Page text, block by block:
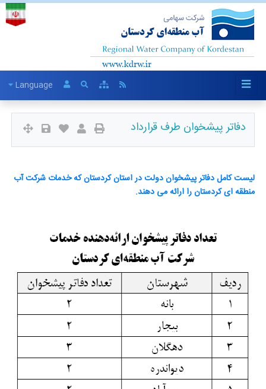
Language
دفاتر پیشخوان طرف قرارداد
لیست کامل دفاتر پیشخوان دولت در استان کردستان که خدمات شرکت آب
منطقه ای کردستان را ارائه می دهند.